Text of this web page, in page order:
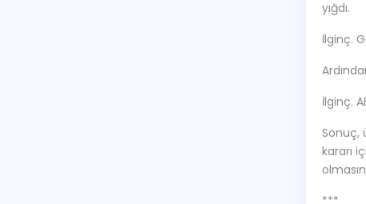
yığdı.
İlginç.
İlginç.
Sonuç,
kararı
***